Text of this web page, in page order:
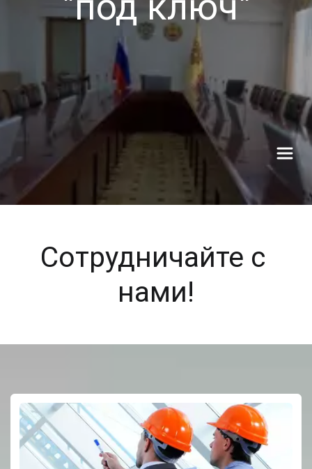
Сотрудничайте с
нами!